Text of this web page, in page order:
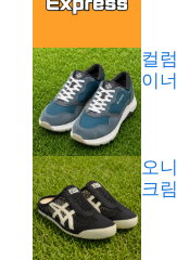
컬
이
오
크